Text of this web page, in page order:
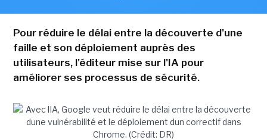
Pour réduire le délai entre la découverte d'une
faille et son déploiement auprès des
utilisateurs, l'éditeur mise sur l'IA pour
améliorer ses processus de sécurité.